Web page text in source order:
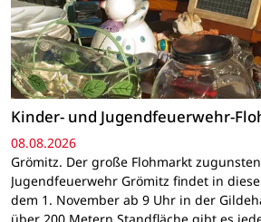
Kinder- und Jugendfeuerwehr-
08.08.2026
Grömitz. Der große Flohmarkt
Jugendfeuerwehr Grömitz findet in
dem 1. November ab 9 Uhr in der